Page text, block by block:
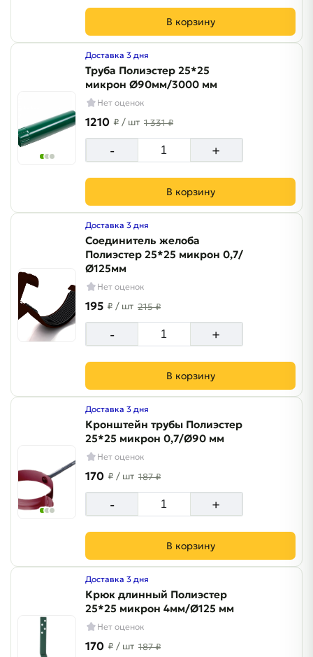
В корзину
Доставка 3 дня
Труба Полиэстер 25*25
микрон Ø90мм/3000 мм
Нет оценок
1210 ₽ / шт 1 331 ₽
- +
В корзину
Доставка 3 дня
Соединитель желоба
Полиэстер 25*25 микрон 0,7/
Ø125мм
Нет оценок
195 ₽ / шт 215 ₽
- +
В корзину
Доставка 3 дня
Кронштейн трубы Полиэстер
25*25 микрон 0,7/Ø90 мм
Нет оценок
170 ₽ / шт 187 ₽
- +
В корзину
Доставка 3 дня
Крюк длинный Полиэстер
25*25 микрон 4мм/Ø125 мм
Нет оценок
170 ₽ / шт 187 ₽